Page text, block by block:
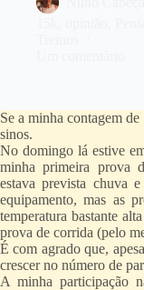
Se a minha contagem
sinos.
No domingo lá estive
minha primeira prova
estava prevista chuva
equipamento, mas as
temperatura bastante
prova de corrida (pelo
É com agrado que,
crescer no número de
A minha participação